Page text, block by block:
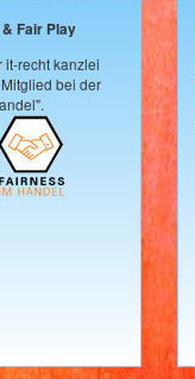
Fair Play
it-recht kanzlei
bei der